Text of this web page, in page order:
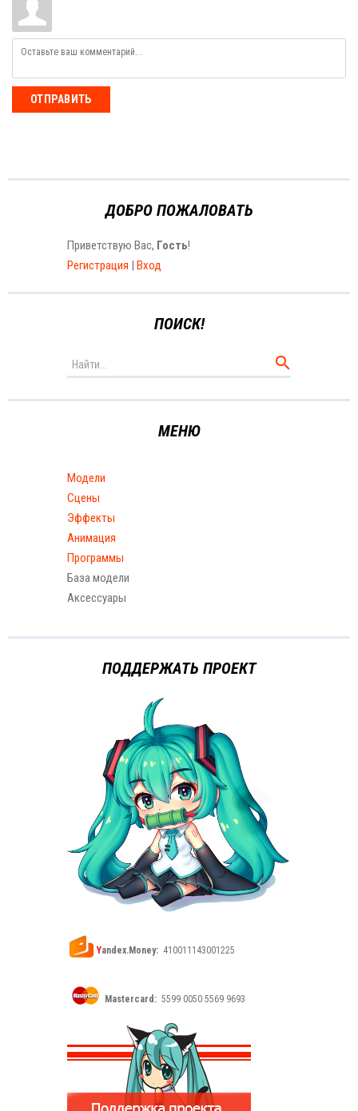
ОТПРАВИТЬ
ДОБРО ПОЖАЛОВАТЬ
Приветствую Вас, Гость!
Регистрация | Вход
ПОИСК!
МЕНЮ
Модели
Сцены
Эффекты
Анимация
Программы
База модели
Аксессуары
ПОДДЕРЖАТЬ ПРОЕКТ
Yandex.Money: 410011143001225
Mastercard: 5599 0050 5569 9693